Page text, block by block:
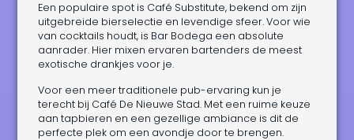
Een populaire spot is Café Substitute, bekend om zijn
uitgebreide bierselectie en levendige sfeer. Voor wie
van cocktails houdt, is Bar Bodega een absolute
aanrader. Hier mixen ervaren bartenders de meest
exotische drankjes voor je.
Voor een meer traditionele pub-ervaring kun je
terecht bij Café De Nieuwe Stad. Met een ruime keuze
aan tapbieren en een gezellige ambiance is dit de
perfecte plek om een avondje door te brengen.